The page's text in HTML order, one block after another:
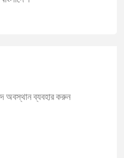
অবস্থান ব্যবহার করুন